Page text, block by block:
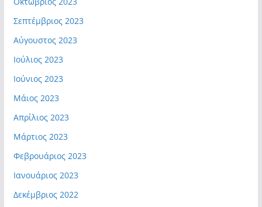
Σεπτέμβριος 2023
Αύγουστος 2023
Ιούλιος 2023
Ιούνιος 2023
Μάιος 2023
Απρίλιος 2023
Μάρτιος 2023
Φεβρουάριος 2023
Ιανουάριος 2023
Δεκέμβριος 2022